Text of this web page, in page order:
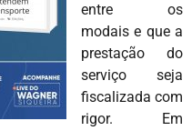
entre os
modais e que a
prestação do
serviço seja
fiscalizada com
rigor. Em